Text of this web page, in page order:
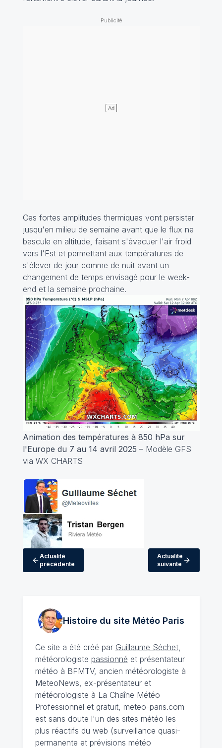
Ces fortes amplitudes thermiques vont persister
jusqu'en milieu de semaine avant que le flux ne
bascule en altitude, faisant s'évacuer l'air froid
vers l'Est et permettant aux températures de
s'élever de jour comme de nuit avant un
changement de temps envisagé pour le week-
end et la semaine prochaine.
Animation des températures à 850 hPa sur
l'Europe du 7 au 14 avril 2025 – Modèle GFS
via WX CHARTS
Actualité
précédente
Actualité
suivante
Histoire du site MétéoParis
Ce site a été créé par Guillaume Séchet,
météorologiste passionné et présentateur
météo à BFMTV, ancien météorologiste à
MeteoNews, ex-présentateur et
météorologiste à La Chaîne Météo
Professionnel et gratuit, meteo-paris.com
est sans doute l'un des sites météo les
plus réactifs du web (surveillance quasi-
permanente et prévisions météo